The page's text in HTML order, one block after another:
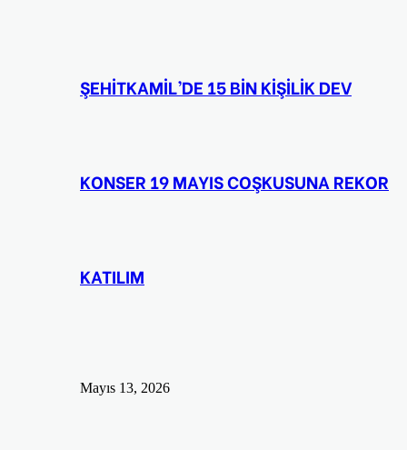
ŞEHİTKAMİL’DE 15 BİN KİŞİLİK DEV
KONSER 19 MAYIS COŞKUSUNA REKOR
KATILIM
Mayıs 13, 2026